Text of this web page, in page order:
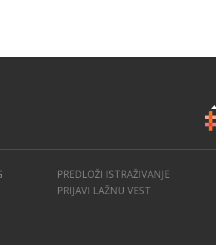
PREDLOŽI ISTRAŽIVANJE
PRIJAVI LAŽNU VEST